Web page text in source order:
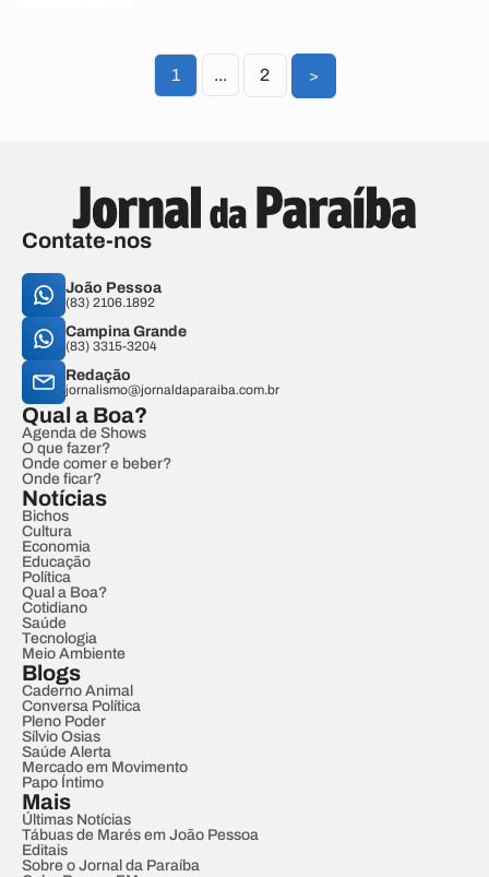
1 ... 2 >
Contate-nos
João Pessoa
(83) 2106.1892
Campina Grande
(83) 3315-3204
Redação
jornalismo@jornaldaparaiba.com.br
Qual a Boa?
Agenda de Shows
O que fazer?
Onde comer e beber?
Onde ficar?
Notícias
Bichos
Cultura
Economia
Educação
Política
Qual a Boa?
Cotidiano
Saúde
Tecnologia
Meio Ambiente
Blogs
Caderno Animal
Conversa Política
Pleno Poder
Sílvio Osias
Saúde Alerta
Mercado em Movimento
Papo Íntimo
Mais
Últimas Notícias
Tábuas de Marés em João Pessoa
Editais
Sobre o Jornal da Paraíba